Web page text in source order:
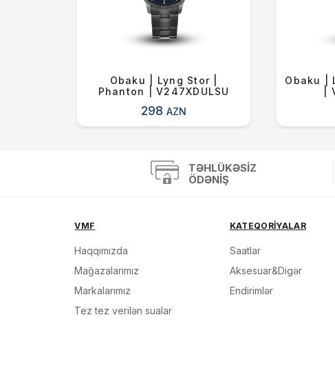
Obaku | Lyng Stor |
Phanton | V247XDULSU
298AZN
Obaku |
|
TƏHLÜKƏSIZ
ÖDƏNIŞ
VMF
Haqqımızda
Mağazalarımız
Markalarımız
Tez tez verilən sualar
KATEQORİYALAR
Saatlar
Aksesuar&Digər
Endirimlər